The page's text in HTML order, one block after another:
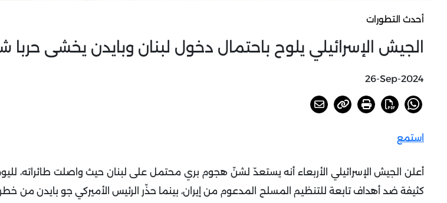
أحدث التطورات
الجيش الإسرائيلي يلوح باحتمال دخول لبنان وبايدن يخشى حربا
26-Sep-2024
استمع
أعلن الجيش الإسرائيلي الأربعاء أنه يستعدّ لشنّ هجوم بري محتمل على لبنان حيث واصلت طائراته،
كثيفة ضد أهداف تابعة للتنظيم المسلح المدعوم من إيران، بينما حذّر الرئيس الأميركي جو بايدن من